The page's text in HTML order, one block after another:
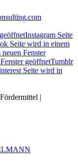
Instagram Seite
Seite wird in einem
Fenster
geöffnetTumblr
Seite wird in
|